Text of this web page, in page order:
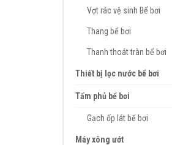
Vợt rác vệ sinh Bể bơi
Thang bể bơi
Thanh thoát tràn bể bơi
Thiết bị lọc nước bể bơi
Tấm phủ bể bơi
Gạch ốp lát bể bơi
Máy xông ướt